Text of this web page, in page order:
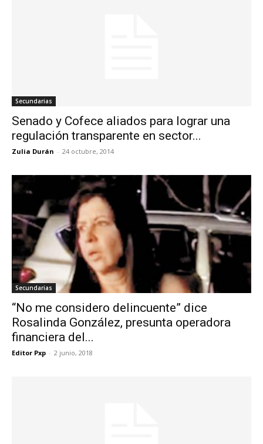
Secundarias
Senado y Cofece aliados para lograr una
regulación transparente en sector...
Zulia Durán - 24 octubre, 2014
Secundarias
“No me considero delincuente” dice
Rosalinda González, presunta operadora
financiera del...
Editor Pxp - 2 junio, 2018